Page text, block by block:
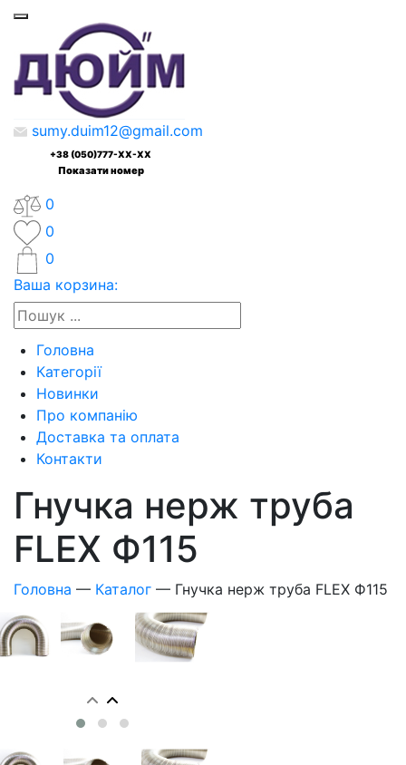
sumy.duim12@gmail.com
+38 (050)777-XX-XX
Показати номер
0
0
0
Ваша корзина:
Головна
Категорії
Новинки
Про компанію
Доставка та оплата
Контакти
Гнучка нерж труба
FLEX Ф115
Головна — Каталог — Гнучка нерж труба FLEX Ф115